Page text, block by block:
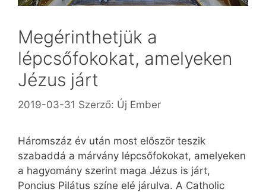
Megérinthetjük a
lépcsőfokokat, amelyeken
Jézus járt
2019-03-31 Szerző: Új Ember
Háromszáz év után most először teszik
szabaddá a márvány lépcsőfokokat, amelyeken
a hagyomány szerint maga Jézus is járt,
Poncius Pilátus színe elé járulva. A Catholic